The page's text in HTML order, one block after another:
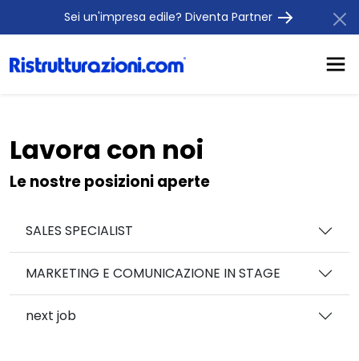
Sei un'impresa edile? Diventa Partner
Lavora con noi
Le nostre posizioni aperte
SALES SPECIALIST
MARKETING E COMUNICAZIONE IN STAGE
next job